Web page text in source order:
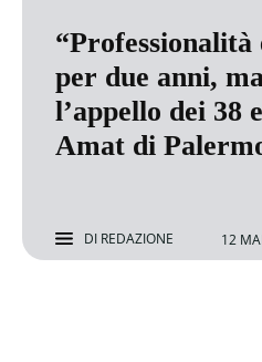
“Professionalità
per due anni,
l’appello dei 38
Amat di
DI REDAZIONE 12